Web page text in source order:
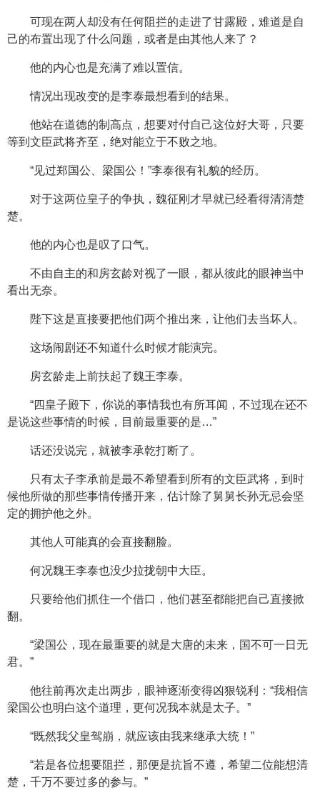
可现在两人却没有任何阻拦的走进了甘露殿，难道是自
己的布置出现了什么问题，或者是由其他人来了？
他的内心也是充满了难以置信。
情况出现改变的是李泰最想看到的结果。
他站在道德的制高点，想要对付自己这位好大哥，只要
等到文臣武将齐至，绝对能立于不败之地。
“见过郑国公、梁国公！”李泰很有礼貌的经历。
对于这两位皇子的争执，魏征刚才早就已经看得清清楚
楚。
他的内心也是叹了口气。
不由自主的和房玄龄对视了一眼，都从彼此的眼神当中
看出无奈。
陛下这是直接要把他们两个推出来，让他们去当坏人。
这场闹剧还不知道什么时候才能演完。
房玄龄走上前扶起了魏王李泰。
“四皇子殿下，你说的事情我也有所耳闻，不过现在还不
是说这些事情的时候，目前最重要的是…”
话还没说完，就被李承乾打断了。
只有太子李承前是最不希望看到所有的文臣武将，到时
候他所做的那些事情传播开来，估计除了舅舅长孙无忌会坚
定的拥护他之外。
其他人可能真的会直接翻脸。
何况魏王李泰也没少拉拢朝中大臣。
只要给他们抓住一个借口，他们甚至都能把自己直接掀
翻。
“梁国公，现在最重要的就是大唐的未来，国不可一日无
君。”
他往前再次走出两步，眼神逐渐变得凶狠锐利：“我相信
梁国公也明白这个道理，更何况我本就是太子。”
“既然我父皇驾崩，就应该由我来继承大统！”
“若是各位想要阻拦，那便是抗旨不遵，希望二位能想清
楚，千万不要过多的参与。”